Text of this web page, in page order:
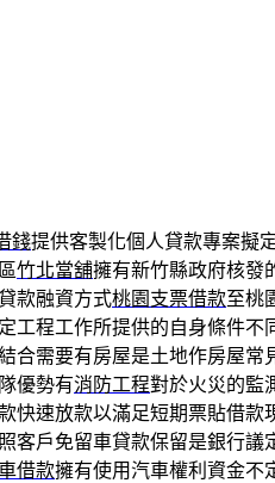
錢提供客製化個人貸款專案擬
竹北當舖擁有新竹縣政府核發
款融資方式桃園支票借款至桃
工程工作所提供的自身條件不
合需要有房屋是土地作房屋常
優勢有消防工程對於火災的監
快速放款以滿足短期票貼借款
客戶免留車貸款保留是銀行議
借款擁有使用汽車權利資金不